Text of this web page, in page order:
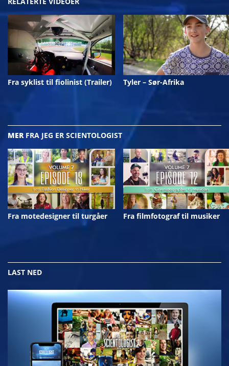
Fra syklist til fiolinist (Trailer) Tyler – Sør-Afrika
MERFRA JEG ER SCIENTOLOGIST
Fra motedesigner til turgåer Fra filmfotograf til musiker
LAST NED